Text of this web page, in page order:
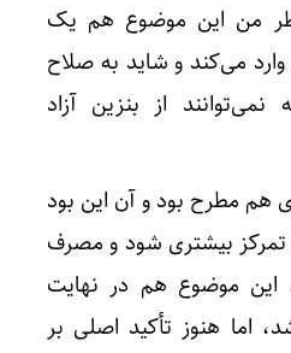
من این موضوع هم یک
می‌کند و شاید به صلاح
از بنزین آزاد
هم مطرح بود و آن این بود
بیشتری شود و مصرف
این موضوع هم در نهایت
اما هنوز تأکید اصلی بر